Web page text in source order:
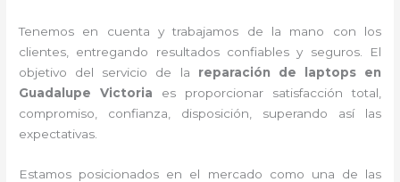
Tenemos en cuenta y trabajamos de la mano con los
clientes, entregando resultados confiables y seguros. El
objetivo del servicio de la reparación de laptops en
Guadalupe Victoria es proporcionar satisfacción total,
compromiso, confianza, disposición, superando así las
expectativas.
Estamos posicionados en el mercado como una de las